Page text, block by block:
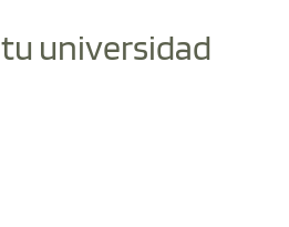
universidad